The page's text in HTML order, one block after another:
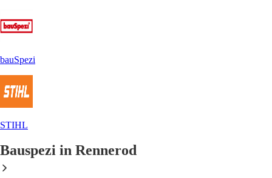
bauSpezi
STIHL
Bauspezi in Rennerod